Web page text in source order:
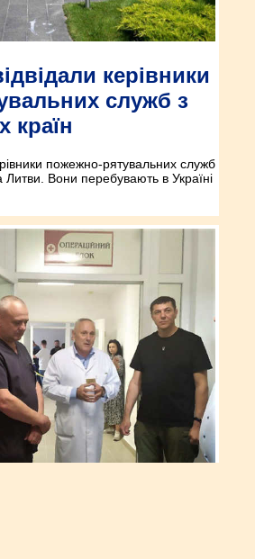
керівники
служб з
країн
пожежно-рятувальних служб
Литви. Вони перебувають в Україні